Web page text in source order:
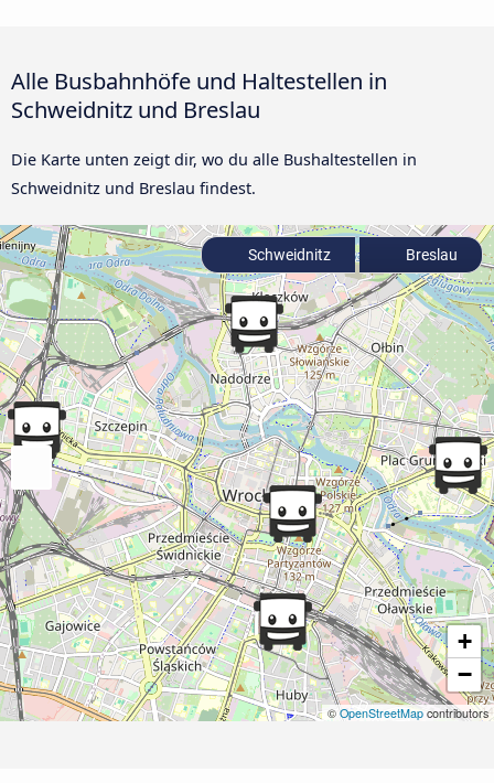
Alle Busbahnhöfe und Haltestellen in
Schweidnitz und Breslau
Die Karte unten zeigt dir, wo du alle Bushaltestellen in
Schweidnitz und Breslau findest.
+
−
©OpenStreetMap contributors
Schweidnitz Breslau